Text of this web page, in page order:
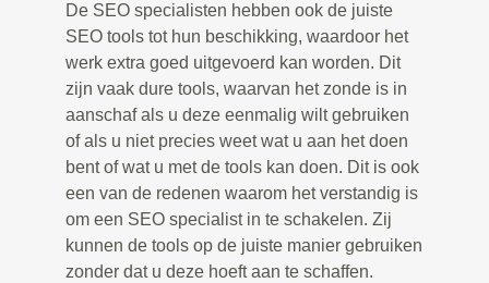
De SEO specialisten hebben ook de juiste
SEO tools tot hun beschikking, waardoor het
werk extra goed uitgevoerd kan worden. Dit
zijn vaak dure tools, waarvan het zonde is in
aanschaf als u deze eenmalig wilt gebruiken
of als u niet precies weet wat u aan het doen
bent of wat u met de tools kan doen. Dit is ook
een van de redenen waarom het verstandig is
om een SEO specialist in te schakelen. Zij
kunnen de tools op de juiste manier gebruiken
zonder dat u deze hoeft aan te schaffen.